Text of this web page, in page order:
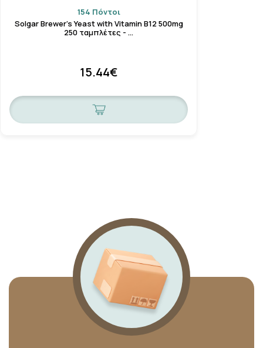
154 Πόντοι
Solgar Brewer’s Yeast with Vitamin B12 500mg
250 ταμπλέτες - …
15.44€